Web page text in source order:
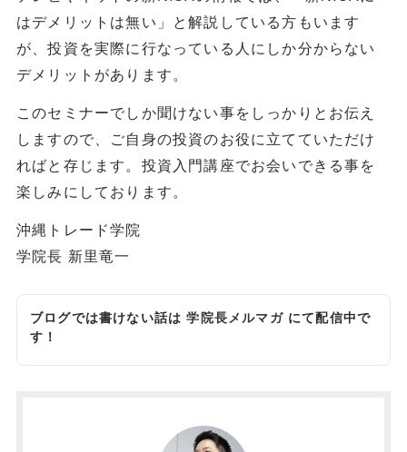
はデメリットは無い」と解説している方もいます
が、投資を実際に行なっている人にしか分からない
デメリットがあります。
このセミナーでしか聞けない事をしっかりとお伝え
しますので、ご自身の投資のお役に立てていただけ
ればと存じます。投資入門講座でお会いできる事を
楽しみにしております。
沖縄トレード学院
学院長 新里竜一
ブログでは書けない話は学院長メルマガにて配信中で
す！